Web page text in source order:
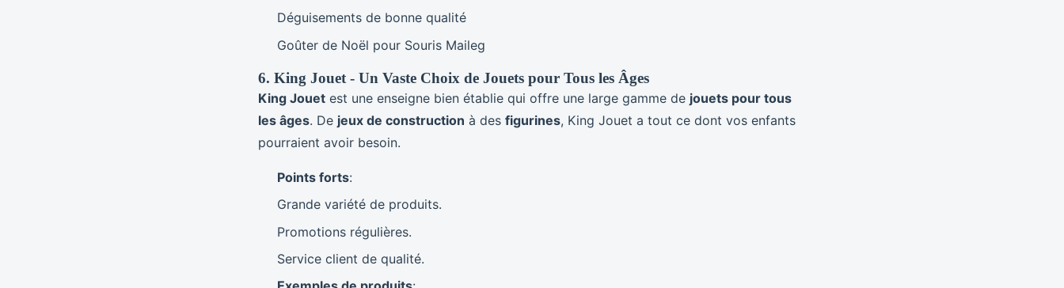
Déguisements de bonne qualité
Goûter de Noël pour Souris Maileg
6. King Jouet - Un Vaste Choix de Jouets pour Tous les Âges
King Jouet est une enseigne bien établie qui offre une large gamme de jouets pour tous
les âges. De jeux de construction à des figurines, King Jouet a tout ce dont vos enfants
pourraient avoir besoin.
Points forts:
Grande variété de produits.
Promotions régulières.
Service client de qualité.